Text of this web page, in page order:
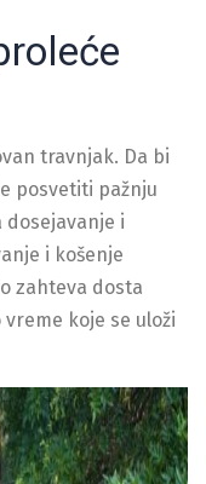
travnjak. Da bi
posvetiti pažnju
dosejavanje i
i košenje
zahteva dosta
koje se uloži